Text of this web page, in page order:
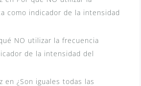
como indicador de la intensidad
NO utilizar la frecuencia
de la intensidad del
en ¿Son iguales todas las